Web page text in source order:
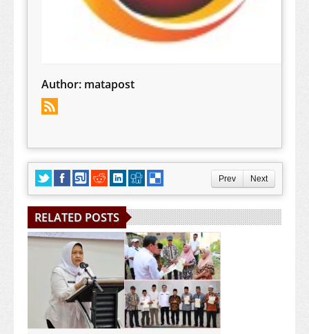
Author: matapost
Prev Next
RELATED POSTS